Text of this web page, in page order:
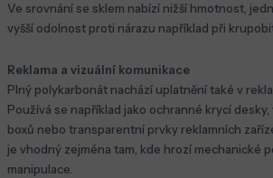
Ve srovnání se sklem nabízí nižší hmotnost,
vyšší odolnost proti nárazu například při
Reklama a vizuální komunikace
Plný polykarbonát nachází uplatnění také v
Používá se například jako ochranné krycí
boxů nebo transparentní prvky reklamních
je vhodný zejména tam, kde hrozí mechanické
manipulace.